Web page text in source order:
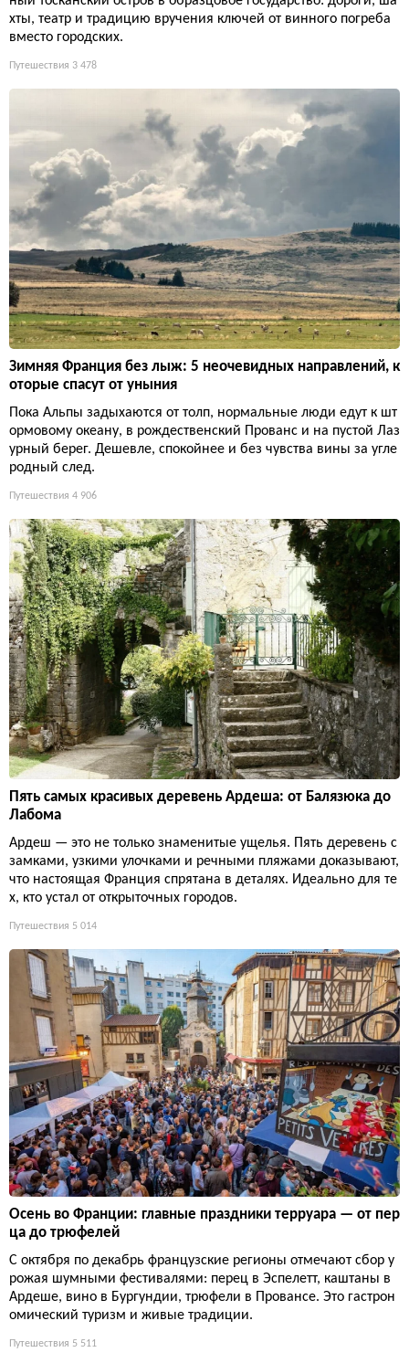
хты, театр и традицию вручения ключей от винного погреба
вместо городских.
Путешествия 3 478
Зимняя Франция без лыж: 5 неочевидных направлений, к
оторые спасут от уныния
Пока Альпы задыхаются от толп, нормальные люди едут к шт
ормовому океану, в рождественский Прованс и на пустой Лаз
урный берег. Дешевле, спокойнее и без чувства вины за угле
родный след.
Путешествия 4 906
Пять самых красивых деревень Ардеша: от Балязюка до
Лабома
Ардеш — это не только знаменитые ущелья. Пять деревень с
замками, узкими улочками и речными пляжами доказывают,
что настоящая Франция спрятана в деталях. Идеально для те
х, кто устал от открыточных городов.
Путешествия 5 014
Осень во Франции: главные праздники терруара — от пер
ца до трюфелей
С октября по декабрь французские регионы отмечают сбор у
рожая шумными фестивалями: перец в Эспелетт, каштаны в
Ардеше, вино в Бургундии, трюфели в Провансе. Это гастрон
омический туризм и живые традиции.
Путешествия 5 511